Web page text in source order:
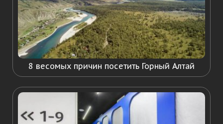
8 весомых причин посетить Горный Алтай